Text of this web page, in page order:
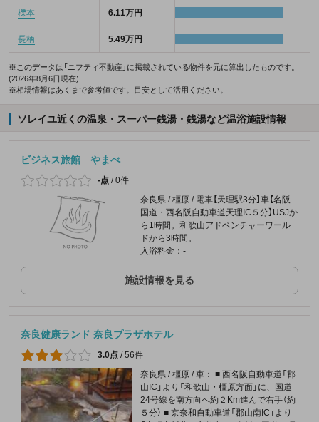
櫟本 6.11万円
長柄 5.49万円
※このデータは「ニフティ不動産」に掲載されている物件を元に算出したものです。
(2026年8月6日現在)
※相場情報はあくまで参考値です。目安として活用ください。
ソレイユ近くの温泉・スーパー銭湯・銭湯など温浴施設情報
ビジネス旅館 やまべ
-点 /0件
奈良県 / 橿原 / 電車【天理駅3分】車【名阪
国道・西名阪自動車道天理IC５分】USJか
ら1時間。和歌山アドベンチャーワール
ドから3時間。
入浴料金：-
施設情報を見る
奈良健康ランド 奈良プラザホテル
3.0点 /56件
奈良県 / 橿原 / 車： ■ 西名阪自動車道「郡
山IC」より「和歌山・橿原方面」に、国道
24号線を南方向へ約２Km進んで右手（約
５分） ■ 京奈和自動車道「郡山南IC」より